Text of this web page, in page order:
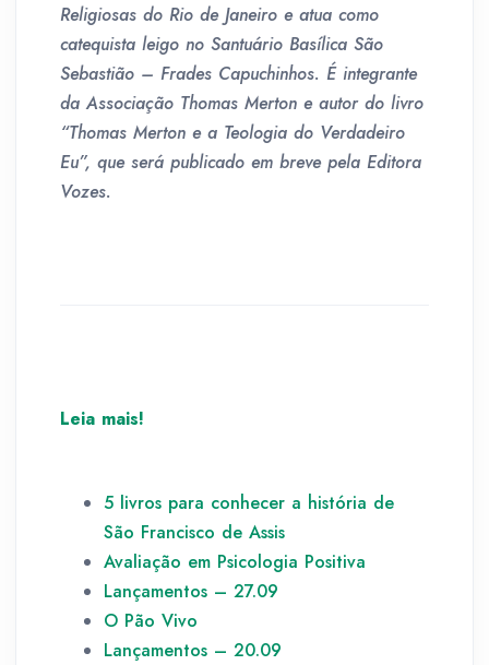
Religiosas do Rio de Janeiro e atua como
catequista leigo no Santuário Basílica São
Sebastião – Frades Capuchinhos. É integrante
da Associação Thomas Merton e autor do livro
“Thomas Merton e a Teologia do Verdadeiro
Eu”, que será publicado em breve pela Editora
Vozes.
Leia mais!
5 livros para conhecer a história de
São Francisco de Assis
Avaliação em Psicologia Positiva
Lançamentos – 27.09
O Pão Vivo
Lançamentos – 20.09